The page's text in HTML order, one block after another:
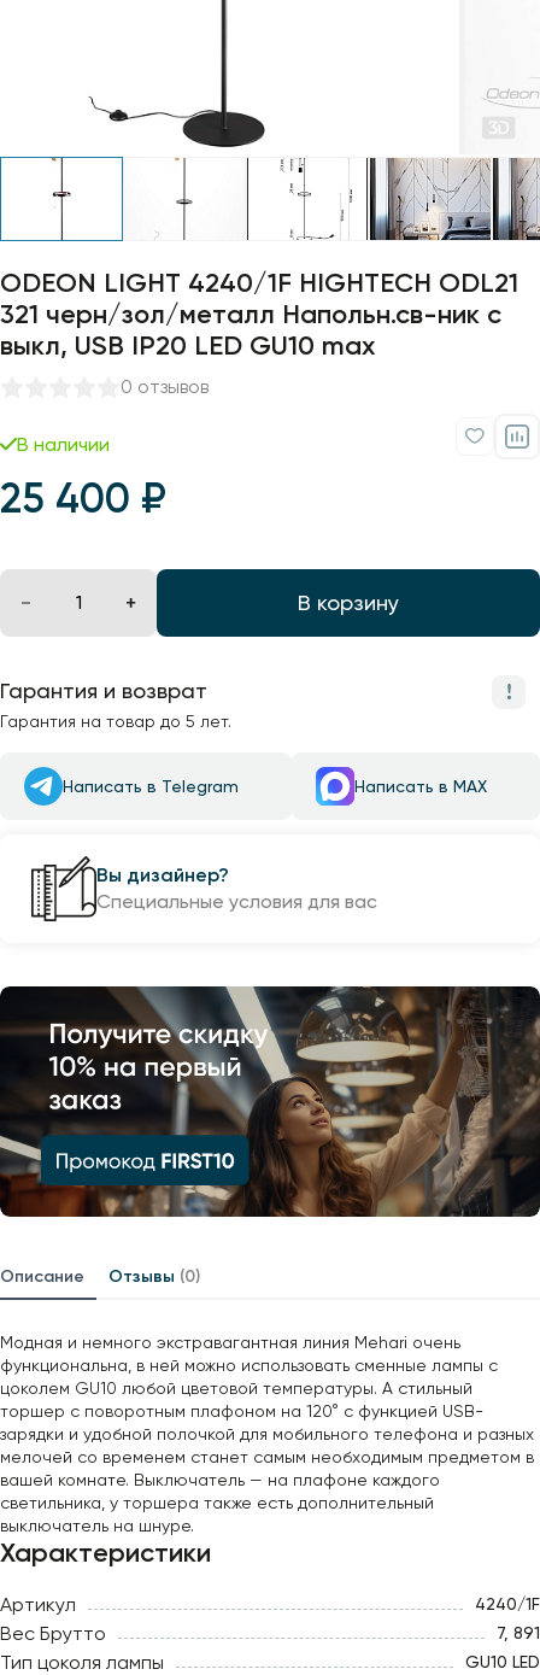
ODEON LIGHT 4240/1F HIGHTECH ODL21
321 черн/зол/металл Напольн.св-ник c
выкл, USB IP20 LED GU10 max
0 отзывов
В наличии
25 400 ₽
В корзину
Гарантия и возврат
Гарантия на товар до 5 лет.
Написать в Telegram Написать в MAX
Вы дизайнер?
Специальные условия для вас
Описание Отзывы (0)
Модная и немного экстравагантная линия Mehari очень
функциональна, в ней можно использовать сменные лампы с
цоколем GU10 любой цветовой температуры. А стильный
торшер с поворотным плафоном на 120° с функцией USB-
зарядки и удобной полочкой для мобильного телефона и разных
мелочей со временем станет самым необходимым предметом в
вашей комнате. Выключатель — на плафоне каждого
светильника, у торшера также есть дополнительный
выключатель на шнуре.
Характеристики
Артикул 4240/1F
Вес Брутто 7, 891
Тип цоколя лампы GU10 LED